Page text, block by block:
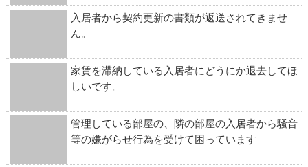
入居者から契約更新の書類が返送されてきませ
ん。
家賃を滞納している入居者にどうにか退去してほ
しいです。
管理している部屋の、隣の部屋の入居者から騒音
等の嫌がらせ行為を受けて困っています